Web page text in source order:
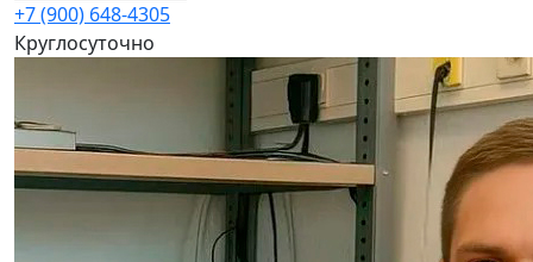
+7 (900) 648-4305
Круглосуточно